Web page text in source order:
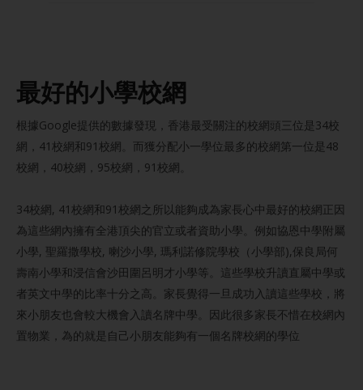
最好的小學校網
根據Google提供的數據發現，香港最受關注的校網頭三位是34校
網，41校網和91校網。而獲分配小一學位最多的校網第一位是48
校網，40校網，95校網，91校網。
34校網, 41校網和91校網之所以能夠成為家長心中最好的校網正因
為這些網內擁有全港頂尖的官立或者資助小學。例如協恩中學附屬
小學, 聖羅撒學校, 喇沙小學, 瑪利諾修院學校（小學部),保良局何
壽南小學和浸信會沙田圍呂明才小學等。這些學校升讀直屬中學或
者英文中學的比率十分之高。家長覺得一旦成功入讀這些學校，將
來小朋友也會較大機會入讀名牌中學。因此很多家長不惜在校網內
置物業，為的就是自己小朋友能夠有一個名牌校網的學位